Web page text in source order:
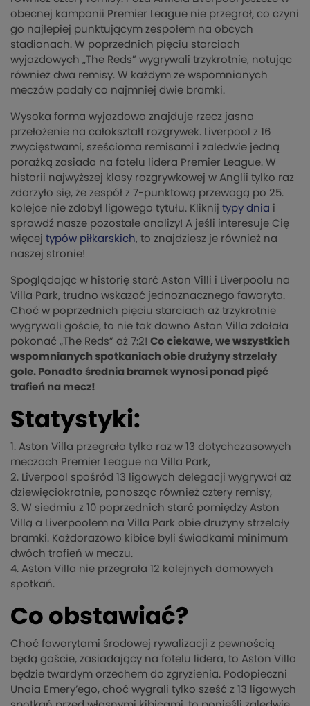
obecnej kampanii Premier League nie przegrał, co czyni
go najlepiej punktującym zespołem na obcych
stadionach. W poprzednich pięciu starciach
wyjazdowych „The Reds” wygrywali trzykrotnie, notując
również dwa remisy. W każdym ze wspomnianych
meczów padały co najmniej dwie bramki.
Wysoka forma wyjazdowa znajduje rzecz jasna
przełożenie na całokształt rozgrywek. Liverpool z 16
zwycięstwami, sześcioma remisami i zaledwie jedną
porażką zasiada na fotelu lidera Premier League. W
historii najwyższej klasy rozgrywkowej w Anglii tylko raz
zdarzyło się, że zespół z 7-punktową przewagą po 25.
kolejce nie zdobył ligowego tytułu. Kliknij typy dnia i
sprawdź nasze pozostałe analizy! A jeśli interesuje Cię
więcej typów piłkarskich, to znajdziesz je również na
naszej stronie!
Spoglądając w historię starć Aston Villi i Liverpoolu na
Villa Park, trudno wskazać jednoznacznego faworyta.
Choć w poprzednich pięciu starciach aż trzykrotnie
wygrywali goście, to nie tak dawno Aston Villa zdołała
pokonać „The Reds” aż 7:2! Co ciekawe, we wszystkich
wspomnianych spotkaniach obie drużyny strzelały
gole. Ponadto średnia bramek wynosi ponad pięć
trafień na mecz!
Statystyki:
1. Aston Villa przegrała tylko raz w 13 dotychczasowych
meczach Premier League na Villa Park,
2. Liverpool spośród 13 ligowych delegacji wygrywał aż
dziewięciokrotnie, ponosząc również cztery remisy,
3. W siedmiu z 10 poprzednich starć pomiędzy Aston
Villą a Liverpoolem na Villa Park obie drużyny strzelały
bramki. Każdorazowo kibice byli świadkami minimum
dwóch trafień w meczu.
4. Aston Villa nie przegrała 12 kolejnych domowych
spotkań.
Co obstawiać?
Choć faworytami środowej rywalizacji z pewnością
będą goście, zasiadający na fotelu lidera, to Aston Villa
będzie twardym orzechem do zgryzienia. Podopieczni
Unaia Emery’ego, choć wygrali tylko sześć z 13 ligowych